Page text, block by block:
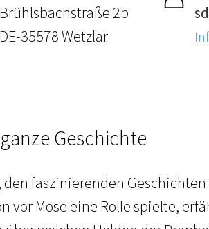
Brühlsbachstraße 2b
DE-35578 Wetzlar
Geschichte
faszinierenden Geschichten
vor Mose eine Rolle spielte,